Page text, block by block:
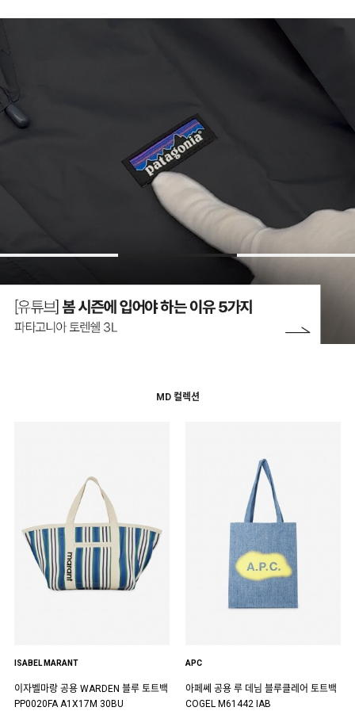
MD 컬렉션
ISABEL MARANT
이자벨마랑 공용 WARDEN 블루 토트백
PP0020FA A1X17M 30BU
APC
아페쎄 공용 루 데님 블루클레어 토트백
COGEL M61442 IAB